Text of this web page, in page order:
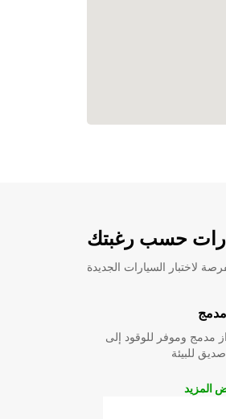
حسب رغبتك
لاختبار السيارات الجديدة
مدمج
مدمج وموفر للوقود إلى
للبيئة
المزيد